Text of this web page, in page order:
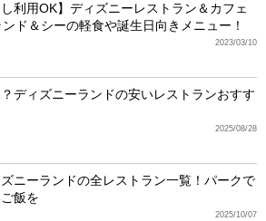
し利用OK】ディズニーレストラン＆カフェ
ド＆シーの軽食や誕生日向きメニュー！
2023/03/10
ディズニーランドの安いレストランおすす
2025/08/28
ニーランドの全レストラン一覧！パークで
飯を
2025/10/07